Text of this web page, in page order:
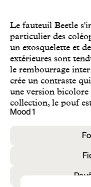
Le fauteuil Beetle
particulier des
un exosquelette et
extérieures sont
le rembourrage
crée un contraste
une version
collection, le pouf
Mood 1